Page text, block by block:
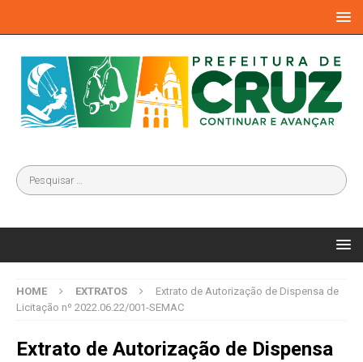
HOME EXTRATOS
Extrato de Autorização de Dispensa de
Licitação nº 2022.06.22/001-SEMAC
Extrato de Autorização de Dispensa